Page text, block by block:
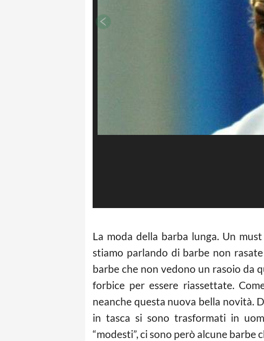
La moda della barba lunga. Un
stiamo parlando di barbe non
barbe che non vedono un rasoio da
forbice per essere riassettate.
neanche questa nuova bella novità.
in tasca si sono trasformati in
“modesti”, ci sono però alcune barbe